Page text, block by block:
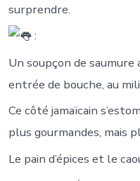
surprendre.
:
Un soupçon de saumure
entrée de bouche, au
Ce côté jamaïcain
plus gourmandes, mais
Le pain d’épices et le